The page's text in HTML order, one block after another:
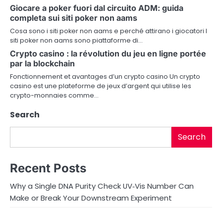
Giocare a poker fuori dal circuito ADM: guida
completa sui siti poker non aams
Cosa sono i siti poker non aams e perché attirano i giocatori I
siti poker non aams sono piattaforme di…
Crypto casino : la révolution du jeu en ligne portée
par la blockchain
Fonctionnement et avantages d’un crypto casino Un crypto
casino est une plateforme de jeux d’argent qui utilise les
crypto-monnaies comme…
Search
Search
Recent Posts
Why a Single DNA Purity Check UV‑Vis Number Can
Make or Break Your Downstream Experiment